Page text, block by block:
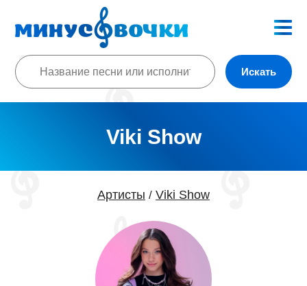
Искать
Viki Show
Артисты / Viki Show